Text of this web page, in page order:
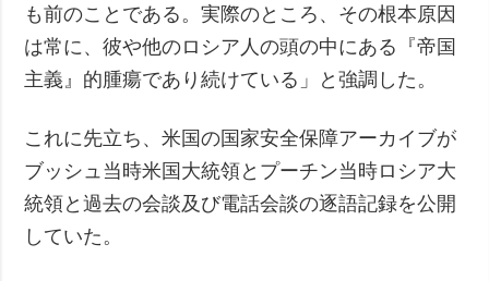
も前のことである。実際のところ、その根本原因
は常に、彼や他のロシア人の頭の中にある『帝国
主義』的腫瘍であり続けている」と強調した。
これに先立ち、米国の国家安全保障アーカイブが
ブッシュ当時米国大統領とプーチン当時ロシア大
統領と過去の会談及び電話会談の逐語記録を公開
していた。